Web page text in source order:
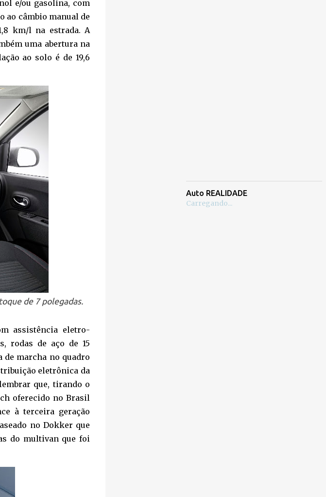
e/ou gasolina, com
ao câmbio manual de
km/l na estrada. A
uma abertura na
ao solo é de 19,6
de 7 polegadas.
assistência eletro-
rodas de aço de 15
de marcha no quadro
eletrônica da
que, tirando o
oferecido no Brasil
à terceira geração
no Dokker que
do multivan que foi
Auto REALIDADE
Carregando...